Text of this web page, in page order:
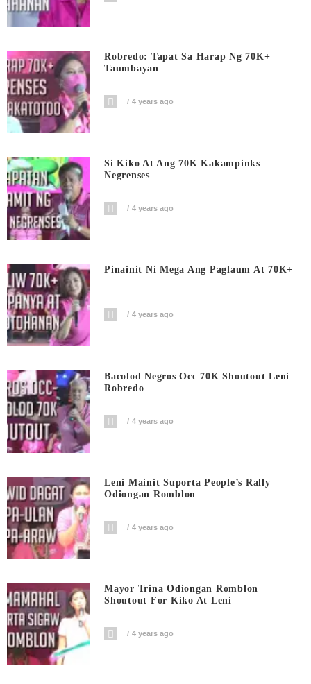
Robredo: Tapat Sa Harap Ng 70K+
Taumbayan
4 years ago
Si Kiko At Ang 70K Kakampinks
Negrenses
4 years ago
Pinainit Ni Mega Ang Paglaum At 70K+
4 years ago
Bacolod Negros Occ 70K Shoutout Leni
Robredo
4 years ago
Leni Mainit Suporta People’s Rally
Odiongan Romblon
4 years ago
Mayor Trina Odiongan Romblon
Shoutout For Kiko At Leni
4 years ago